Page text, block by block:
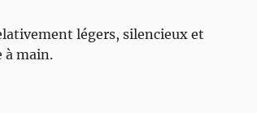
légers, silencieux et
à main.